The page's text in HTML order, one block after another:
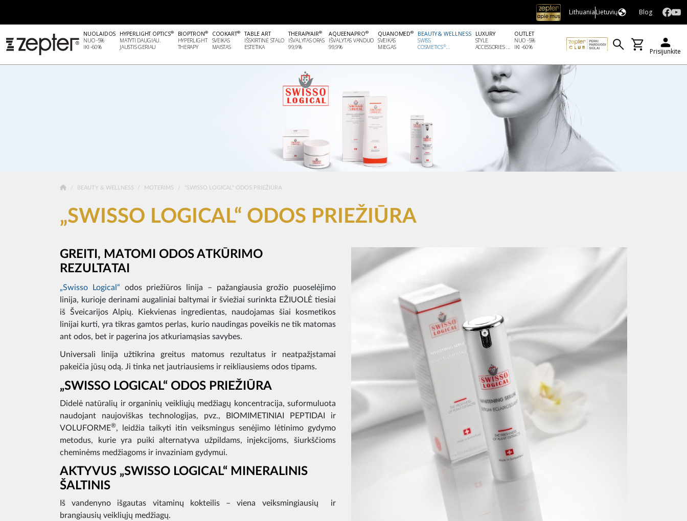
LithuaniaLietuvių Blog
NUOLAIDOS
NUO -5%
IKI -60%
HYPERLIGHT OPTICS®
MATYTI DAUGIAU.
JAUSTIS GERIAU
BIOPTRON®
HYPERLIGHT
THERAPY
COOKART®
SVEIKAS
MAISTAS
TABLE ART
IŠSKIRTINĖ STALO
ESTETIKA
THERAPYAIR®
IŠVALYTAS ORAS
99,9%
AQUEENAPRO®
IŠVALYTAS VANDUO
99,9%
QUANOMED®
SVEIKAS
MIEGAS
BEAUTY & WELLNESS
SWISS
COSMETICS®...
LUXURY
STYLE
ACCESSORIES ...
OUTLET
NUO -5%
IKI -60%
Prisijunkite
BEAUTY & WELLNESS MOTERIMS "SWISSO LOGICAL" ODOS PRIEŽIŪRA
„SWISSO LOGICAL“ ODOS PRIEŽIŪRA
GREITI, MATOMI ODOS ATKŪRIMO
REZULTATAI
„Swisso Logical“ odos priežiūros linija – pažangiausia grožio puoselėjimo
linija, kurioje derinami augaliniai baltymai ir šviežiai surinkta EŽIUOLĖ tiesiai
iš Šveicarijos Alpių. Kiekvienas ingredientas, naudojamas šiai kosmetikos
linijai kurti, yra tikras gamtos perlas, kurio naudingas poveikis ne tik matomas
ant odos, bet ir pagerina jos atkuriamąsias savybes.
Universali linija užtikrina greitus matomus rezultatus ir neatpažįstamai
pakeičia jūsų odą. Ji tinka net jautriausiems ir reikliausiems odos tipams.
„SWISSO LOGICAL“ ODOS PRIEŽIŪRA
Didelė natūralių ir organinių veikliųjų medžiagų koncentracija, suformuluota
naudojant naujoviškas technologijas, pvz., BIOMIMETINIAI PEPTIDAI ir
VOLUFORME®, leidžia taikyti itin veiksmingus senėjimo lėtinimo gydymo
metodus, kurie yra puiki alternatyva užpildams, injekcijoms, šiurkščioms
cheminėms medžiagoms ir invaziniam gydymui.
AKTYVUS „SWISSO LOGICAL“ MINERALINIS
ŠALTINIS
Iš vandenyno išgautas vitaminų kokteilis – viena veiksmingiausių ir
brangiausių veikliųjų medžiagų.